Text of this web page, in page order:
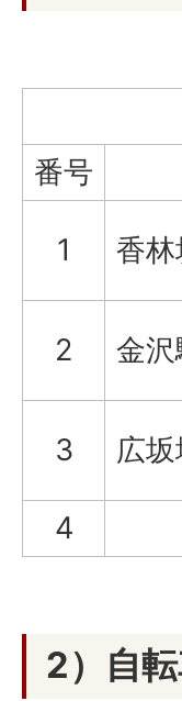
番号
1 香
2 金
3 広
4
2）自